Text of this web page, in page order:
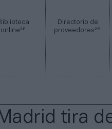
online2P
Directorio de
proveedores2P
tira